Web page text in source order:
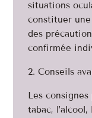
situations
constituer
des
confirmée
Conseils
Les
tabac,